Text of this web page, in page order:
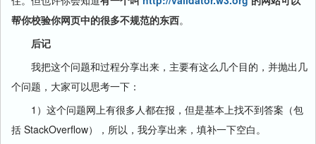
帮你校验你网页中的很多不规范的东西。
后记
我把这个问题和过程分享出来，主要有这么几个目的，并抛出几
个问题，大家可以思考一下：
1）这个问题网上有很多人都在报，但是基本上找不到答案（包
括 StackOverflow），所以，我分享出来，填补一下空白。